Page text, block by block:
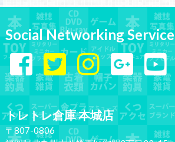
Social Networking Service
トレトレ倉庫 本城店
〒807-0806